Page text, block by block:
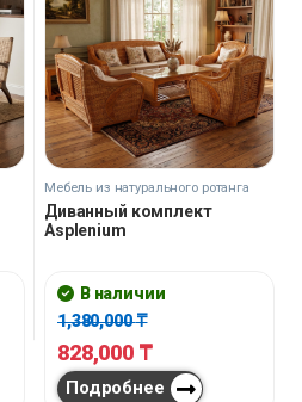
Мебель из натурального ротанга
Диванный комплект
Asplenium
В наличии
1,380,000₸
828,000 ₸
Подробнее